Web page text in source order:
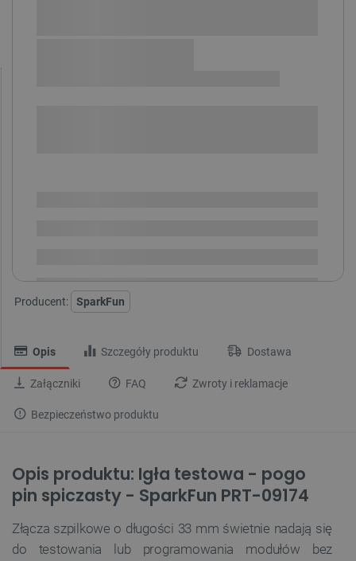
Producent: SparkFun
Opis Szczegóły produktu Dostawa
Załączniki FAQ Zwroty i reklamacje
Bezpieczeństwo produktu
Opis produktu: Igła testowa - pogo
pin spiczasty - SparkFun PRT-09174
Złącza szpilkowe o długości 33 mm świetnie nadają się
do testowania lub programowania modułów bez